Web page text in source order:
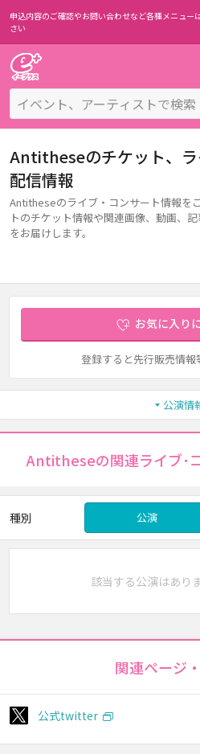
申込内容のご確認やお問い合わせなど各種メニューは
さい
Antitheseのチケット、ラ
配信情報
Antitheseのライブ・コンサート情報を
トのチケット情報や関連画像、動画、
をお届けします。
お気に入り
登録すると先行販売情報
公演情
Antitheseの関連ライブ･
種別 公演
該当する公演はあり
関連ページ
公式twitter